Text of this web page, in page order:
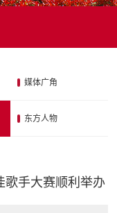
媒体广角
东方人物
歌手大赛顺利举办